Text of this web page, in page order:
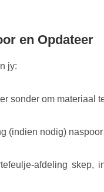
en Opdateer
jy:
sonder om materiaal
(indien nodig) naspoor
afdeling